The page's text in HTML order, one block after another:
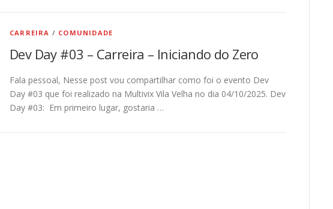
CARREIRA / COMUNIDADE
Dev Day #03 – Carreira – Iniciando do Zero
Fala pessoal, Nesse post vou compartilhar como foi o evento Dev
Day #03 que foi realizado na Multivix Vila Velha no dia 04/10/2025. Dev
Day #03: Em primeiro lugar, gostaria …